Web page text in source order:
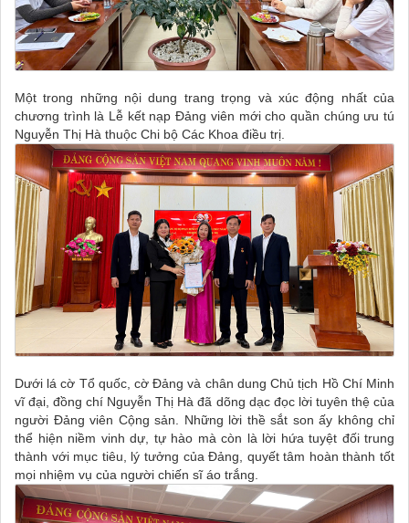
Một trong những nội dung trang trọng và xúc động nhất của
chương trình là Lễ kết nạp Đảng viên mới cho quần chúng ưu tú
Nguyễn Thị Hà thuộc Chi bộ Các Khoa điều trị.
Dưới lá cờ Tổ quốc, cờ Đảng và chân dung Chủ tịch Hồ Chí Minh
vĩ đại, đồng chí Nguyễn Thị Hà đã dõng dạc đọc lời tuyên thệ của
người Đảng viên Cộng sản. Những lời thề sắt son ấy không chỉ
thể hiện niềm vinh dự, tự hào mà còn là lời hứa tuyệt đối trung
thành với mục tiêu, lý tưởng của Đảng, quyết tâm hoàn thành tốt
mọi nhiệm vụ của người chiến sĩ áo trắng.